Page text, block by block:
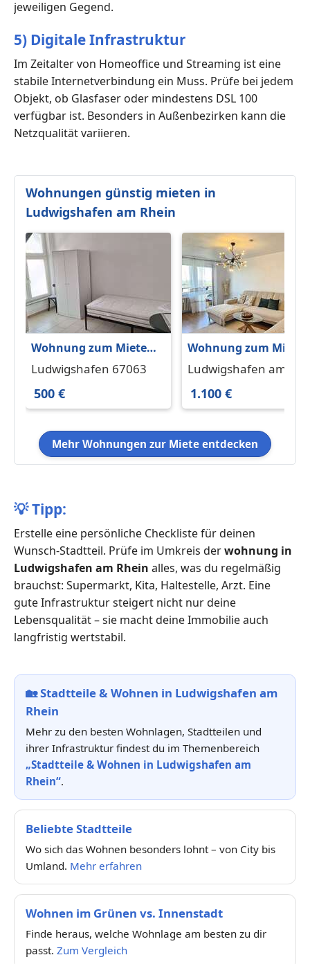
jeweiligen Gegend.
5) Digitale Infrastruktur
Im Zeitalter von Homeoffice und Streaming ist eine
stabile Internetverbindung ein Muss. Prüfe bei jedem
Objekt, ob Glasfaser oder mindestens DSL 100
verfügbar ist. Besonders in Außenbezirken kann die
Netzqualität variieren.
Wohnungen günstig mieten in
Ludwigshafen am Rhein
Wohnung zum Mieten
in Ludwigshafen 500 €
Ludwigshafen 67063
500 €
Wohnung zum Mieten
in Ludwigshafen am
Ludwigshafen am
Rhein 67063
1.100 €
Mehr Wohnungen zur Miete entdecken
💡Tipp:
Erstelle eine persönliche Checkliste für deinen
Wunsch-Stadtteil. Prüfe im Umkreis derwohnung in
Ludwigshafen am Rhein alles, was du regelmäßig
brauchst: Supermarkt, Kita, Haltestelle, Arzt. Eine
gute Infrastruktur steigert nicht nur deine
Lebensqualität – sie macht deine Immobilie auch
langfristig wertstabil.
🏡Stadtteile & Wohnen in Ludwigshafen am
Rhein
Mehr zu den besten Wohnlagen, Stadtteilen und
ihrer Infrastruktur findest du im Themenbereich
„Stadtteile & Wohnen in Ludwigshafen am
Rhein“.
Beliebte Stadtteile
Wo sich das Wohnen besonders lohnt – von City bis
Umland. Mehr erfahren
Wohnen im Grünen vs. Innenstadt
Finde heraus, welche Wohnlage am besten zu dir
passt. Zum Vergleich